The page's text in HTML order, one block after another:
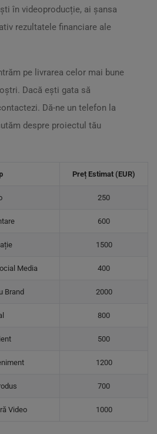
în videoproducție, ai șansa
rezultatele financiare ale
pe livrarea celor mai bune
Dacă ești gata să
Dă-ne un telefon la
despre proiectul tău
Preț Estimat (EUR)
250
600
1500
Media 400
Brand 2000
800
500
1200
700
Video 1000